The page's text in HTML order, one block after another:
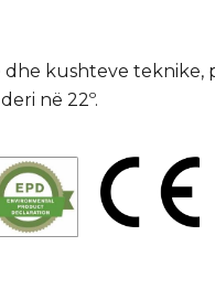
kushteve teknike,
në 22º.